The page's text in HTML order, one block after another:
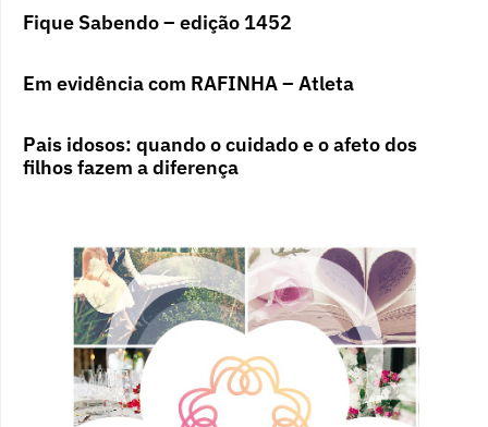
Fique Sabendo – edição 1452
Em evidência com RAFINHA – Atleta
Pais idosos: quando o cuidado e o afeto dos
filhos fazem a diferença